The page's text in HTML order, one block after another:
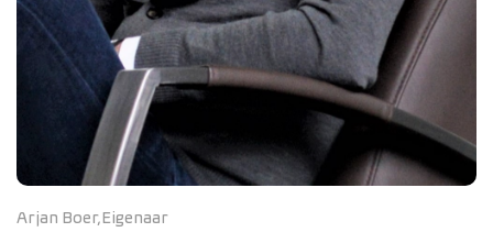
Arjan Boer, Eigenaar